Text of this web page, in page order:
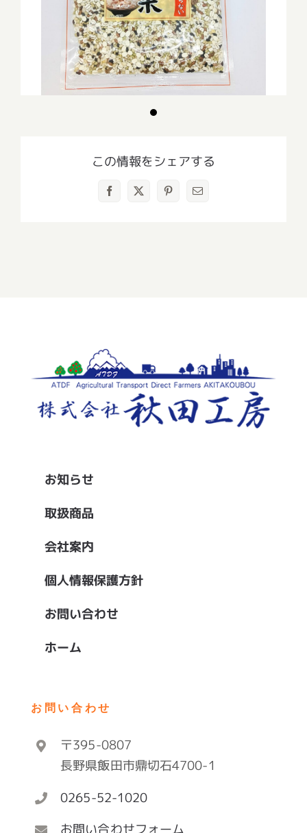
この情報をシェアする
Facebook
X Pinterest
電
お知らせ
取扱商品
会社案内
個人情報保護方針
お問い合わせ
ホーム
お問い合わせ
〒395-0807
長野県飯田市鼎切石4700-1
0265-52-1020
お問い合わせフォーム